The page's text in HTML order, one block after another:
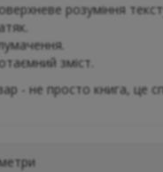
розуміння
зміст.
- не просто книга, це